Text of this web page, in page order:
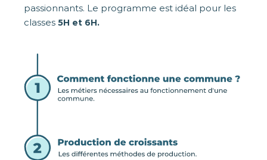
passionnants. Le programme est idéal pour les
classes 5H et 6H.